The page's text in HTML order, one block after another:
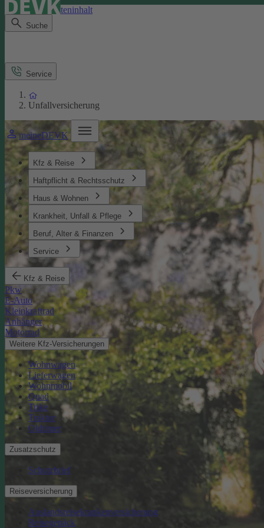
Direkt zum Seiteninhalt
Suche
meineDEVK
Kfz & Reise
Haftpflicht & Rechtsschutz
Haus & Wohnen
Krankheit, Unfall & Pflege
Beruf, Alter & Finanzen
Service
Kfz & Reise
Pkw
E-Auto
Kleinkraftrad
Anhänger
Motorrad
Weitere Kfz-Versicherungen
Wohnwagen
Lieferwagen
Wohnmobil
Quad
Trike
Traktor
Oldtimer
Zusatzschutz
Schutzbrief
Reiseversicherung
Auslandsreisekrankenversicherung
Reisegepäck
Service
Unfallversicherung